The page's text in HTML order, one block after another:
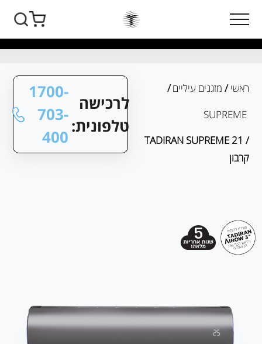
ראשי / מזגנים עיליים/
SUPREME
/ TADIRAN SUPREME 21
קרבון
1700-
703-
400
לרכישה
טלפונית: